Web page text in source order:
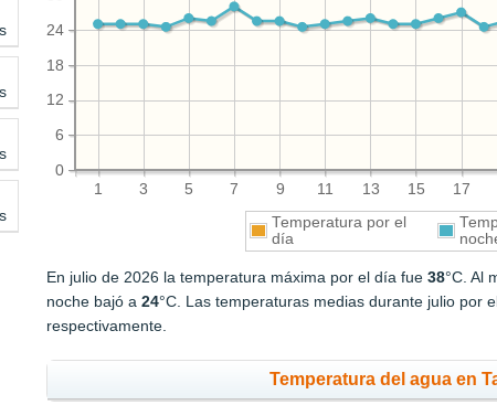
1 3 5 7 9 11 13 15 17
0
6
12
18
24
Temperatura por el
día
En julio de 2026 la temperatura máxima por el día fue38°C. Al
noche bajó a24°C. Las temperaturas medias durante julio por
respectivamente.
Temperatura del agua en